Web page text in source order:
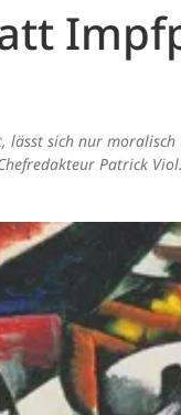
lässt sich nur
Patrick Viol.